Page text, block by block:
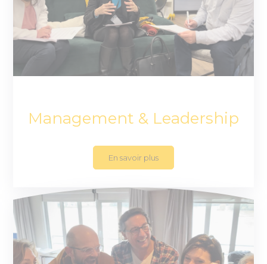
Management & Leadership
En savoir plus